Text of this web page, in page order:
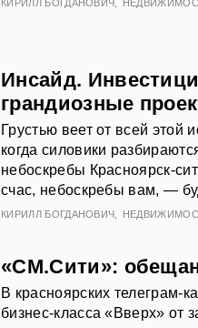
КИРИЛЛ БОГДАНОВИЧ
Инсайд.
грандиозные
Грустью веет от всей этой
когда силовики
небоскребы Красноярск-
счас, небоскребы вам, —
КИРИЛЛ БОГДАНОВИЧ
«СМ.Сити»:
В красноярских телеграм-
бизнес-класса «Вверх»